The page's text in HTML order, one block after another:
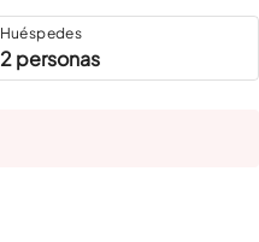
Huéspedes
2 personas